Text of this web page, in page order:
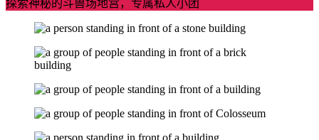
探索神秘的斗兽场地宫，专属私人小团